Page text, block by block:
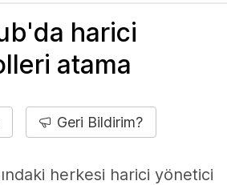
harici
atama
Geri Bildirim?
herkesi harici yönetici